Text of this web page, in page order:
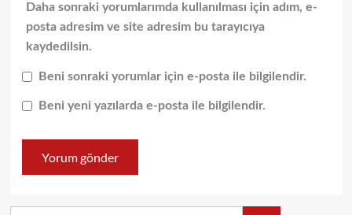
Daha sonraki yorumlarımda kullanılması için adım, e-
posta adresim ve site adresim bu tarayıcıya
kaydedilsin.
Beni sonraki yorumlar için e-posta ile bilgilendir.
Beni yeni yazılarda e-posta ile bilgilendir.